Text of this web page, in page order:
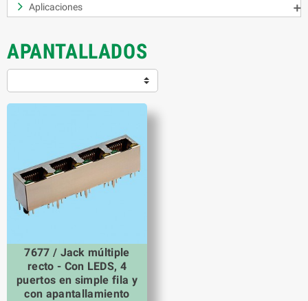
Aplicaciones

APANTALLADOS
7677 / Jack múltiple
recto - Con LEDS, 4
puertos en simple fila y
con apantallamiento